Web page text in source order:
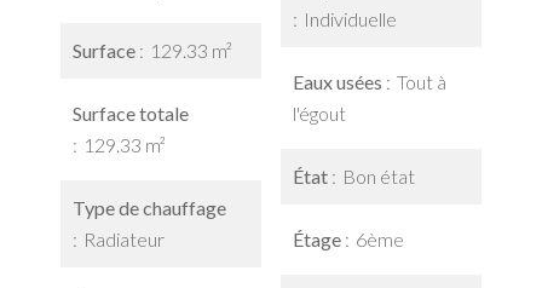
Surface 129.33 m²
Surface totale
129.33 m²
Type de chauffage
Radiateur
Individuelle
Eaux usées
Tout à
l'égout
État Bon état
Étage 6ème